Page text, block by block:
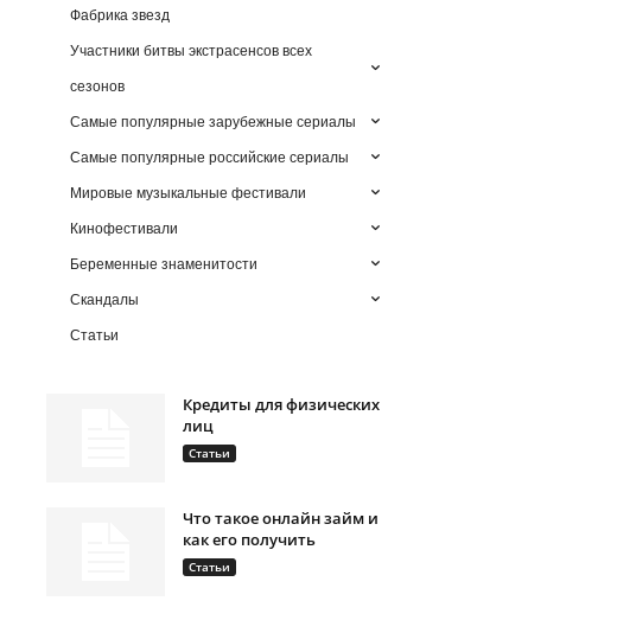
Фабрика звезд
Участники битвы экстрасенсов всех
сезонов
Самые популярные зарубежные сериалы
Самые популярные российские сериалы
Мировые музыкальные фестивали
Кинофестивали
Беременные знаменитости
Скандалы
Статьи
Кредиты для физических
лиц
Статьи
Что такое онлайн займ и
как его получить
Статьи